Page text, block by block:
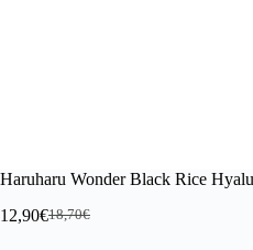
Haruharu Wonder Black Rice
18,70€
Original
12,90€Current